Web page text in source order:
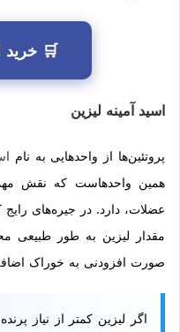
🛒 خرید
اسید آمینه لیزین
پروتئین‌ها از واحدهایی به نام
همین واحدهاست که نقش
عضلات، دارد. در جیره‌های
مقدار لیزین به طور طبیعی
صورت افزودنی به خوراک
اگر لیزین کمتر از نیاز